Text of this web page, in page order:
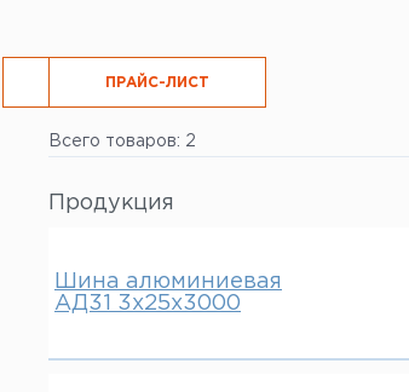
ПРАЙС-ЛИСТ
РЕЗКА
Всего товаров: 2
Продукция
Шина алюминиевая
АД31 3х25х3000